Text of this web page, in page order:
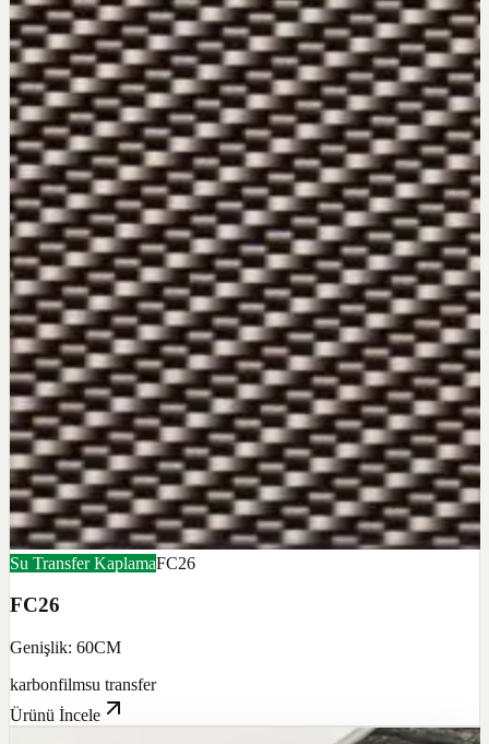
Su Transfer KaplamaFC26
FC26
Genişlik: 60CM
karbonfilmsu transfer
Ürünü İncele